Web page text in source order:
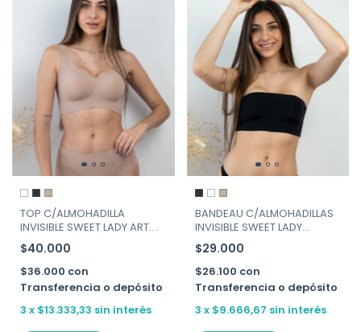
TOP C/ALMOHADILLA
INVISIBLE SWEET LADY ART.
257-130
$40.000
$36.000 con
Transferencia o depósito
3 x $13.333,33 sin interés
BANDEAU C/ALMOHADILLAS
INVISIBLE SWEET LADY
ART.258-130
$29.000
$26.100 con
Transferencia o depósito
3 x $9.666,67 sin interés